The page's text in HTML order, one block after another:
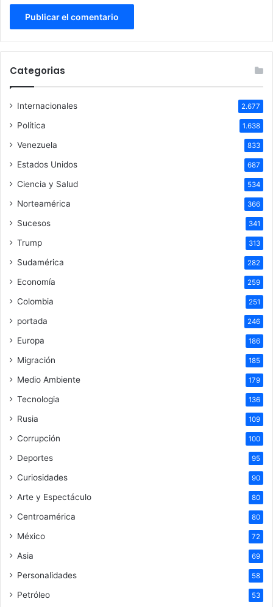
Categorias
Internacionales 2.677
Política 1.638
Venezuela 833
Estados Unidos 687
Ciencia y Salud 534
Norteamérica 366
Sucesos 341
Trump 313
Sudamérica 282
Economía 259
Colombia 251
portada 246
Europa 186
Migración 185
Medio Ambiente 179
Tecnologia 136
Rusia 109
Corrupción 100
Deportes 95
Curiosidades 90
Arte y Espectáculo 80
Centroamérica 80
México 72
Asia 69
Personalidades 58
Petróleo 53